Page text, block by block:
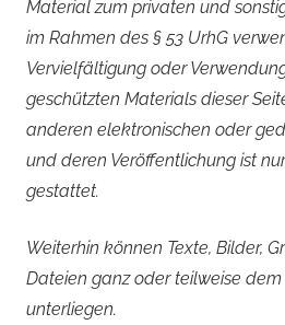
Material zum privaten und
im Rahmen des § 53 UrhG
Vervielfältigung oder
geschützten Materials dieser
anderen elektronischen oder
und deren Veröffentlichung ist
gestattet.
Weiterhin können Texte, Bilder,
Dateien ganz oder teilweise
unterliegen.